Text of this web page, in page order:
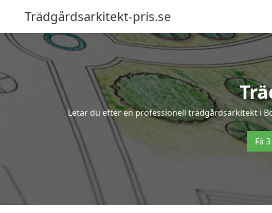
Trädgårdsarkitekt-pris.se
Letar du efter en professionell trädgårdsarkitekt i
Få